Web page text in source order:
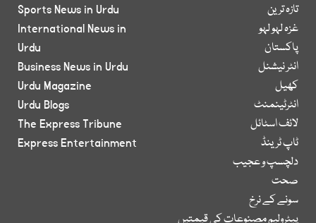
تازہ ترین
غزہ لہو لہو
پاکستان
انٹر نیشنل
کھیل
انٹرٹینمنٹ
لائف اسٹائل
ٹاپ ٹرینڈ
دلچسپ و عجیب
صحت
سونے کے نرخ
پیٹرولیم مصنوعات کی قیمتیں
Sports News in Urdu
International News in
Urdu
Business News in Urdu
Urdu Magazine
Urdu Blogs
The Express Tribune
Express Entertainment